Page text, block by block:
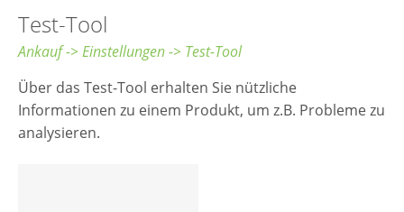
E-Mail-Templates
Automatische Preisberechnung
Hinterlegen von Festpreisen
Test-Tool
Ankauf -> Einstellungen -> Test-Tool
Über das Test-Tool erhalten Sie nützliche
Informationen zu einem Produkt, um z.B. Probleme zu
analysieren.